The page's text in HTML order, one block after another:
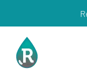
naar
inhoud